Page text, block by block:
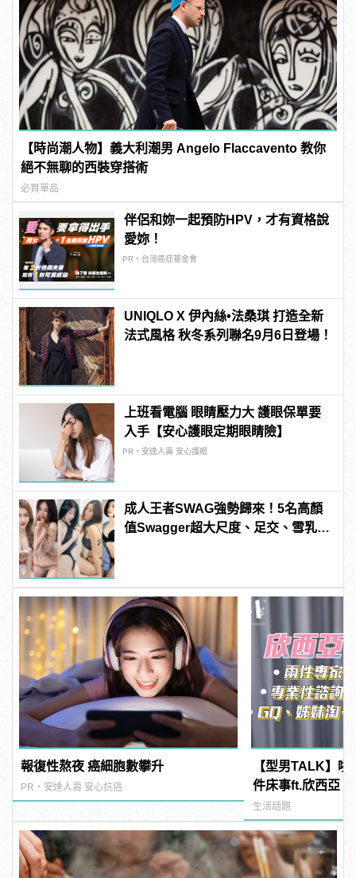
【時尚潮人物】義大利潮男 Angelo Flaccavento 教你
絕不無聊的西裝穿搭術
必買單品
伴侶和妳一起預防HPV，才有資格說
愛妳！
PR・台灣癌症基金會
UNIQLO X 伊內絲•法桑琪 打造全新
法式風格 秋冬系列聯名9月6日登場！
上班看電腦 眼睛壓力大 護眼保單要
入手【安心護眼定期眼睛險】
PR・安達人壽 安心護眼
成人王者SWAG強勢歸來！5名高顏
值Swagger超大尺度、足交、雪乳、
報復性熬夜 癌細胞數攀升
PR・安達人壽 安心抗癌
【型男TALK】
件床事ft.欣西亞
抽插時間xx分鐘
生活話題